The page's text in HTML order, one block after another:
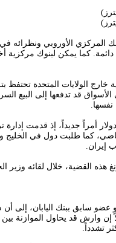
المركزي الأوروبي ونظرائه في
كما يمكن لبنوك مركزية
خارج الولايات المتحدة تحتفظ
قد تدفعها إلى البيع
كما طلبت دول في
إيران.
هذه القضية، خلال لقائه وزير
عضو سابق ببنك اليابان، إلى
إن وارش قد يحاول الموازنة
تشدداً.